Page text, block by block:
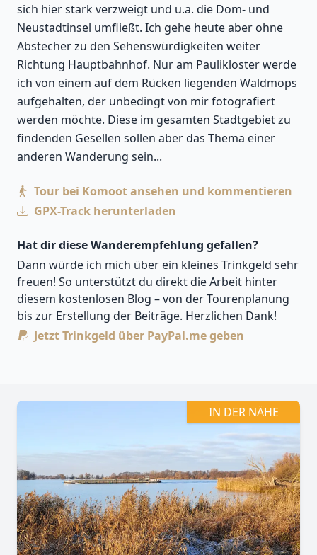
sich hier stark verzweigt und u.a. die Dom- und
Neustadtinsel umfließt. Ich gehe heute aber ohne
Abstecher zu den Sehenswürdigkeiten weiter
Richtung Hauptbahnhof. Nur am Paulikloster werde
ich von einem auf dem Rücken liegenden Waldmops
aufgehalten, der unbedingt von mir fotografiert
werden möchte. Diese im gesamten Stadtgebiet zu
findenden Gesellen sollen aber das Thema einer
anderen Wanderung sein...
Tour bei Komoot ansehen und kommentieren
GPX-Track herunterladen
Hat dir diese Wanderempfehlung gefallen?
Dann würde ich mich über ein kleines Trinkgeld sehr
freuen! So unterstützt du direkt die Arbeit hinter
diesem kostenlosen Blog – von der Tourenplanung
bis zur Erstellung der Beiträge. Herzlichen Dank!
Jetzt Trinkgeld über PayPal.me geben
−
IN DER NÄHE